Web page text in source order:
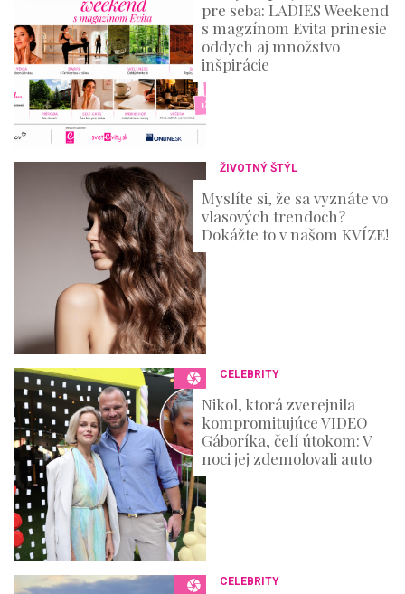
pre seba: LADIES Weekend
s magzínom Evita prinesie
oddych aj množstvo
inšpirácie
ŽIVOTNÝ ŠTÝL
Myslíte si, že sa vyznáte vo
vlasových trendoch?
Dokážte to v našom KVÍZE!
CELEBRITY
Nikol, ktorá zverejnila
kompromitujúce VIDEO
Gáboríka, čelí útokom: V
noci jej zdemolovali auto
CELEBRITY